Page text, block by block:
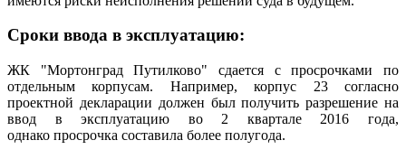
Сроки ввода в эксплуатацию:
ЖК "Мортонград Путилково" сдается с просрочками по
отдельным корпусам. Например, корпус 23 согласно
проектной декларации должен был получить разрешение на
ввод в эксплуатацию во 2 квартале 2016 года,
однако просрочка составила более полугода.